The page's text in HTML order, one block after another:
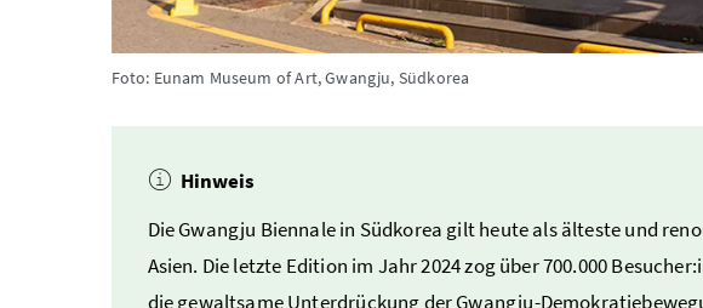
Foto: Eunam Museum of Art, Gwangju, Südkorea
Hinweis
Die Gwangju Biennale in Südkorea gilt heute als älteste und
Asien. Die letzte Edition im Jahr 2024 zog über 700.000
die gewaltsame Unterdrückung der Gwangju-